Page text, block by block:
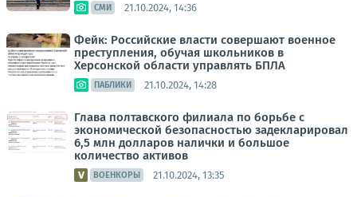
СМИ 21.10.2024, 14:36
Фейк: Российские власти совершают военное
преступления, обучая школьников в
Херсонской области управлять БПЛА
ПАБЛИКИ 21.10.2024, 14:28
Глава полтавского филиала по борьбе с
экономической безопасностью задекларировал
6,5 млн долларов налички и большое
количество активов
ВОЕНКОРЫ 21.10.2024, 13:35